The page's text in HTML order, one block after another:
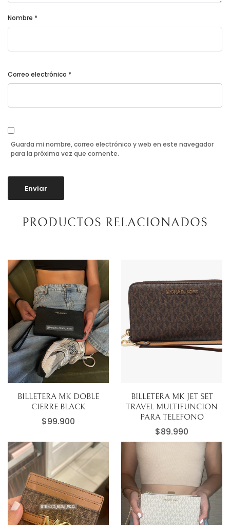
Nombre *
Correo electrónico *
Guarda mi nombre, correo electrónico y web en este navegador
para la próxima vez que comente.
PRODUCTOS RELACIONADOS
BILLETERA MK DOBLE
CIERRE BLACK
$99.900
BILLETERA MK JET SET
TRAVEL MULTIFUNCION
PARA TELEFONO
$89.990